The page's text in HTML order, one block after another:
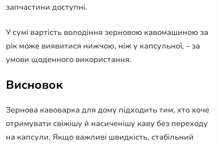
запчастини доступні.
У сумі вартість володіння зерновою кавомашиною за
рік може виявитися нижчою, ніж у капсульної, – за
умови щоденного використання.
Висновок
Зернова кавоварка для дому підходить тим, хто хоче
отримувати свіжішу й насиченішу каву без переходу
на капсули. Якщо важливі швидкість, стабільний